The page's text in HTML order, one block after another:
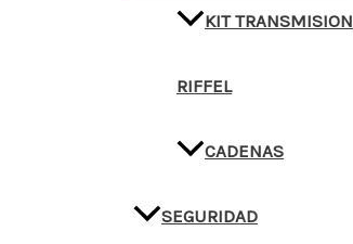
KIT TRANSMISION
RIFFEL
CADENAS
SEGURIDAD